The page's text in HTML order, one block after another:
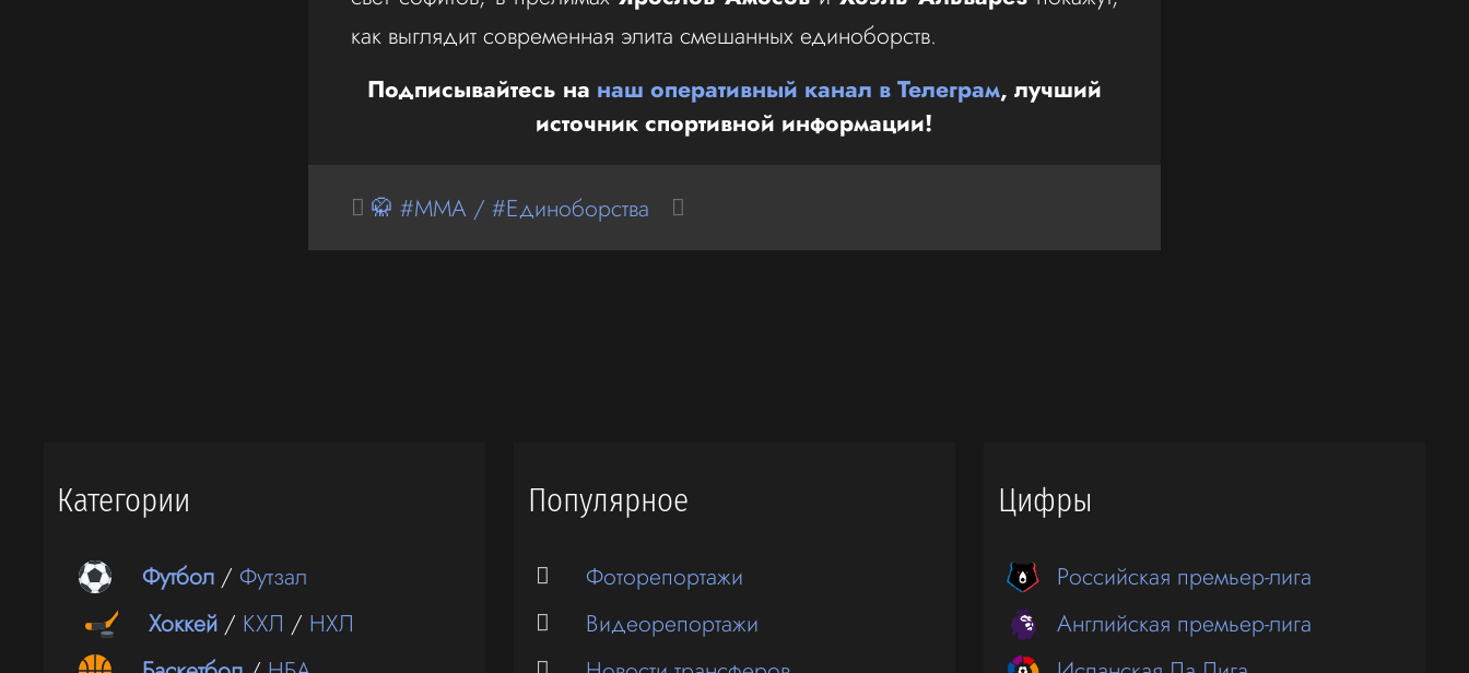
как выглядит современная элита смешанных единоборств.
Подписывайтесь на наш оперативный канал в Телеграм, лучший
источник спортивной информации!
🥋 #MMA / #Единоборства
Категории
Футбол /Футзал
Хоккей / КХЛ / НХЛ
Популярное
Фоторепортажи
Видеорепортажи
Цифры
Российская премьер-лига
Английская премьер-лига